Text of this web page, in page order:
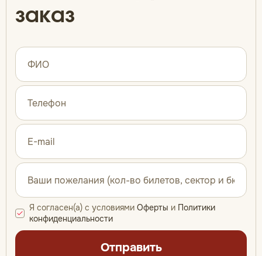
заказ
Я согласен(а) с условиями Оферты и Политики
конфиденциальности
Отправить